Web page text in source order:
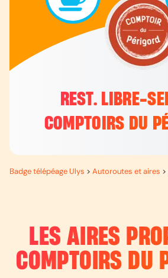
REST. LIBRE-
COMPTOIRS DU
Badge télépéage Ulys > Autoroutes et aires >
LES AIRES
COMPTOIRS DU